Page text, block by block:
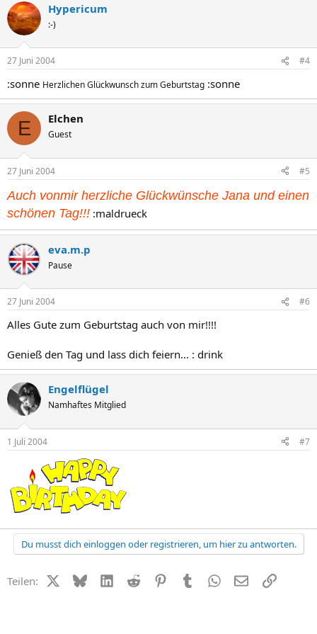
Hypericum
:-)
27 Juni 2004 #4
:sonne Herzlichen Glückwunsch zum Geburtstag :sonne
E Elchen
Guest
27 Juni 2004 #5
Auch vonmir herzliche Glückwünsche Jana und einen
schönen Tag!!! :maldrueck
eva.m.p
Pause
27 Juni 2004 #6
Alles Gute zum Geburtstag auch von mir!!!!
Genieß den Tag und lass dich feiern... : drink
Engelflügel
Namhaftes Mitglied
1 Juli 2004 #7
Du musst dich einloggen oder registrieren, um hier zu antworten.
Teilen: X (Twitter)
BlueskyLinkedIn
Reddit PinterestTumblr WhatsApp
E-MailLink